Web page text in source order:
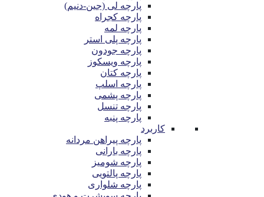
پارچه لی (جین-دنیم)
پارچه کجراه
پارچه لمه
پارچه پلی استر
پارچه جودون
پارچه ویسکوز
پارچه کتان
پارچه اسلپ
پارچه پشمی
پارچه تنسل
پارچه پنبه
کاربرد
پارچه پیراهن مردانه
پارچه بارانی
پارچه شومیز
پارچه پالتویی
پارچه شلواری